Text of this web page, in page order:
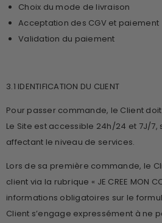
Choix du mode de livraison
Acceptation des CGV et paiement
Validation du paiement
3.1 IDENTIFICATION DU CLIENT
Pour passer commande, le Client
Le Site est accessible 24h/24 et 7J/7,
affectant le niveau de services.
Lors de sa première commande, le
client via la rubrique « JE CREE MON
informations obligatoires sur le
Client s’engage expressément à ne